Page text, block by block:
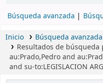
Búsqueda avanzada
Inicio
Búsqueda avanzada
Resultados de búsqueda
au:Prado,Pedro and
and su-to:LEGISLACION